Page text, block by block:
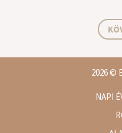
2026©
NAPI